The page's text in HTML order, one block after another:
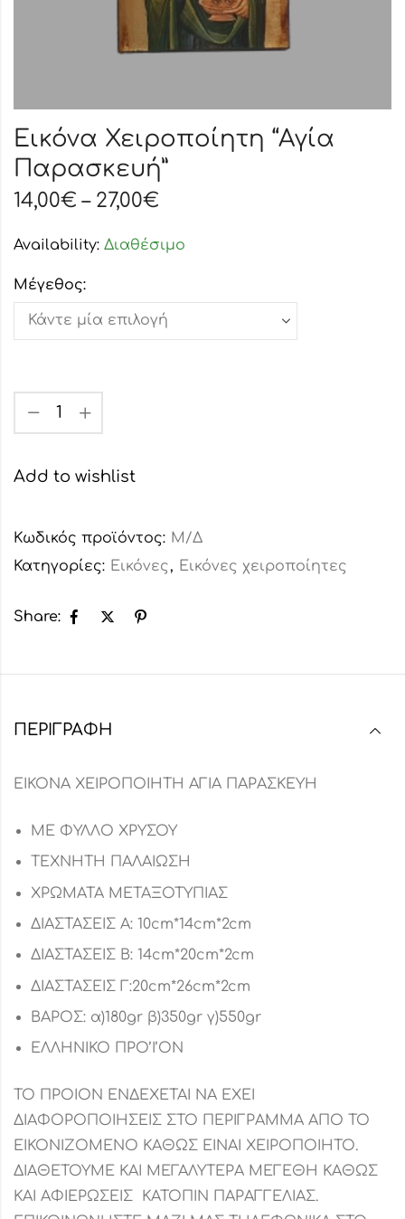
Εικόνα Χειροποίητη “Αγία
Παρασκευή”
14,00€ – 27,00€
Availability: Διαθέσιμο
Μέγεθος:
Add to wishlist
Κωδικός προϊόντος: Μ/Δ
Κατηγορίες: Εικόνες, Εικόνες χειροποίητες
Share:
ΠΕΡΙΓΡΑΦΉ
ΕΙΚΟΝΑ ΧΕΙΡΟΠΟΙΗΤΗ ΑΓΙΑ ΠΑΡΑΣΚΕΥΗ
ΜΕ ΦΥΛΛΟ ΧΡΥΣΟΥ
ΤΕΧΝΗΤΗ ΠΑΛΑΙΩΣΗ
ΧΡΩΜΑΤΑ ΜΕΤΑΞΟΤΥΠΙΑΣ
ΔΙΑΣΤΑΣΕΙΣ Α: 10cm*14cm*2cm
ΔΙΑΣΤΑΣΕΙΣ Β: 14cm*20cm*2cm
ΔΙΑΣΤΑΣΕΙΣ Γ:20cm*26cm*2cm
ΒΑΡΟΣ: α)180gr β)350gr γ)550gr
ΕΛΛΗΝΙΚΟ ΠΡΟ’Ι’ΟΝ
ΤΟ ΠΡΟΙΟΝ ΕΝΔΕΧΕΤΑΙ ΝΑ ΕΧΕΙ
ΔΙΑΦΟΡΟΠΟΙΗΣΕΙΣ ΣΤΟ ΠΕΡΙΓΡΑΜΜΑ ΑΠΟ ΤΟ
ΕΙΚΟΝΙΖΟΜΕΝΟ ΚΑΘΩΣ ΕΙΝΑΙ ΧΕΙΡΟΠΟΙΗΤΟ.
ΔΙΑΘΕΤΟΥΜΕ ΚΑΙ ΜΕΓΑΛΥΤΕΡΑ ΜΕΓΕΘΗ ΚΑΘΩΣ
ΚΑΙ ΑΦΙΕΡΩΣΕΙΣ ΚΑΤΟΠΙΝ ΠΑΡΑΓΓΕΛΙΑΣ.